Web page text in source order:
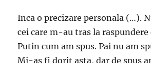
Inca o precizare personala (…).
cei care m-au tras la
Putin cum am spus. Pai nu am
Mi-as fi dorit asta, dar de spus